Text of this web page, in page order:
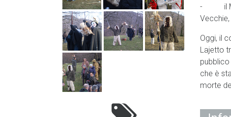
- il
Oggi, il
Lajetto
che è
morte